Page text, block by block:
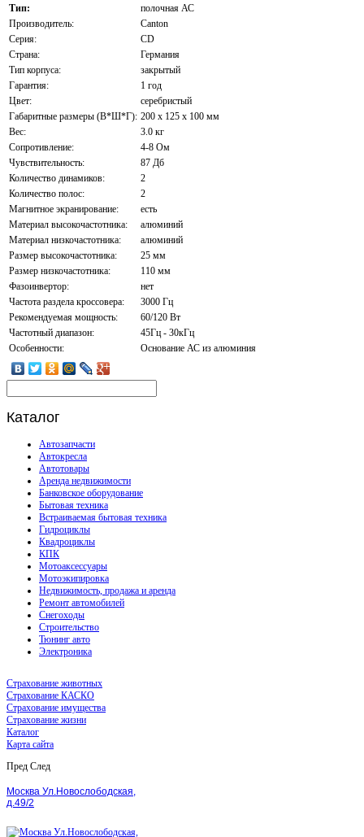
Тип:
полочная АС
Производитель:
Canton
Серия:
CD
Страна:
Германия
Тип корпуса:
закрытый
Гарантия:
1 год
Цвет:
серебристый
Габаритные размеры (В*Ш*Г): 200 х 125 х 100 мм
Вес:
3.0 кг
Сопротивление:
4-8 Ом
Чувствительность:
87 Дб
Количество динамиков:
2
Количество полос:
2
Магнитное экранирование:
есть
Материал высокочастотника:
алюминий
Материал низкочастотника:
алюминий
Размер высокочастотника:
25 мм
Размер низкочастотника:
110 мм
Фазоинвертор:
нет
Частота раздела кроссовера:
3000 Гц
Рекомендуемая мощность:
60/120 Вт
Частотный диапазон:
45Гц - 30кГц
Особенности:
Основание АС из алюминия
Каталог
Автозапчасти
Автокресла
Автотовары
Аренда недвижимости
Банковское оборудование
Бытовая техника
Встраиваемая бытовая техника
Гидроциклы
Квадроциклы
КПК
Мотоаксессуары
Мотоэкипировка
Недвижимость, продажа и аренда
Ремонт автомобилей
Снегоходы
Строительство
Тюнинг авто
Электроника
Страхование животных
Страхование КАСКО
Страхование имущества
Страхование жизни
Каталог
Карта сайта
Пред След
Москва Ул.Новослободская,
д.49/2